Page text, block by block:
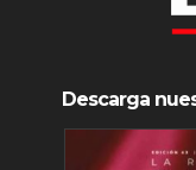
Descarga